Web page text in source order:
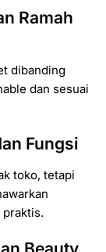
Ramah
dibanding
dan sesuai
Fungsi
toko, tetapi
praktis.